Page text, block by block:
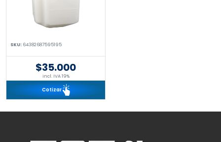
SKU: 64382687595195
$35.000
incl. IVA 19%
Cotizar